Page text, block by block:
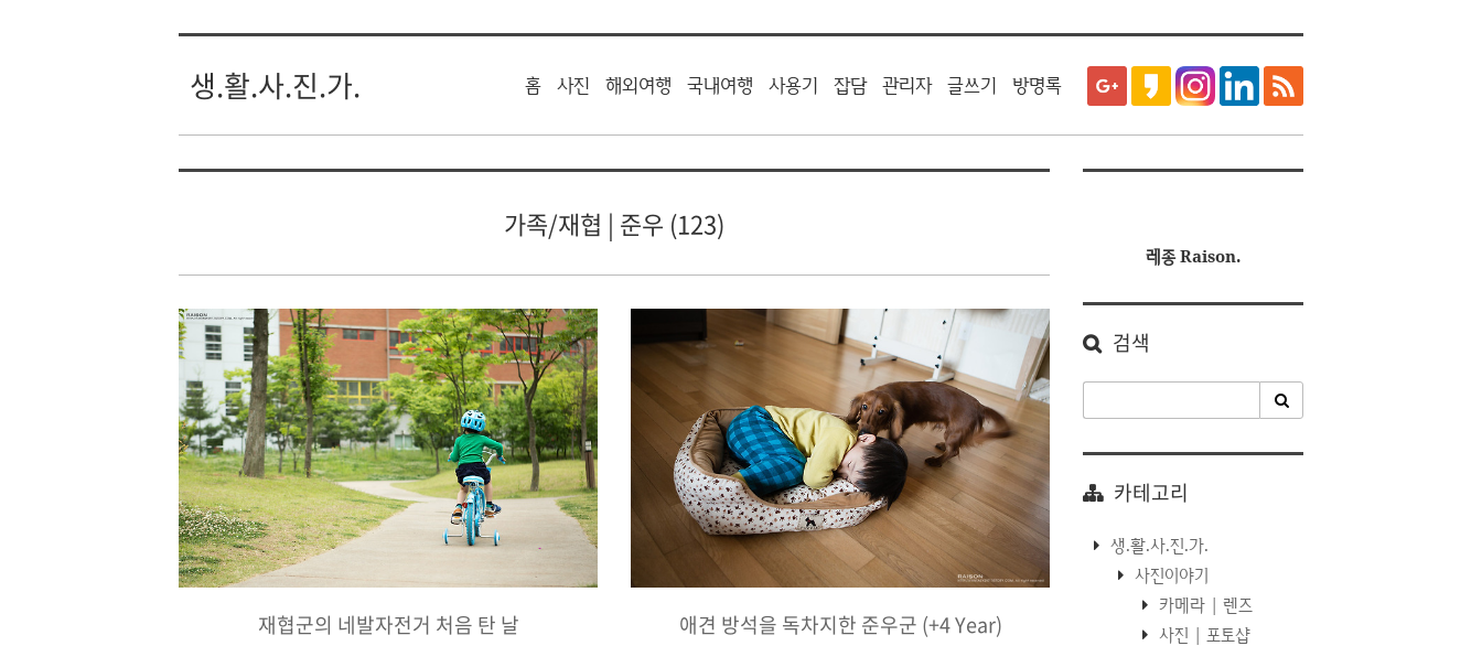
생.활.사.진.가. 홈 사진 해외여행 국내여행 사용기 잡담 관리자 글쓰기 방명록
가족/재협 | 준우 (123)
재협군의 네발자전거 처음 탄 날 애견 방석을 독차지한 준우군 (+4 Year)
레종 Raison.
검색
카테고리
생.활.사.진.가.
사진이야기
카메라 | 렌즈
사진 | 포토샵